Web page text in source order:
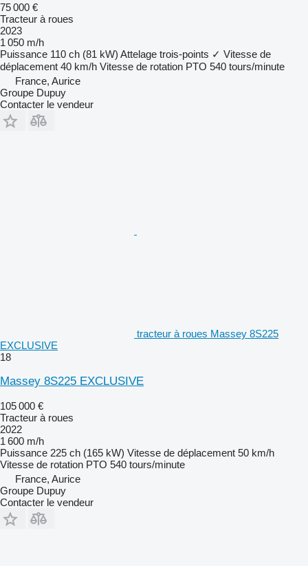
75 000 €
Tracteur à roues
2023
1 050 m/h
Puissance 110 ch (81 kW) Attelage trois-points ✓ Vitesse de
déplacement 40 km/h Vitesse de rotation PTO 540 tours/minute
France, Aurice
Groupe Dupuy
Contacter le vendeur
tracteur à roues Massey 8S225
EXCLUSIVE
18
Massey 8S225 EXCLUSIVE
105 000 €
Tracteur à roues
2022
1 600 m/h
Puissance 225 ch (165 kW) Vitesse de déplacement 50 km/h
Vitesse de rotation PTO 540 tours/minute
France, Aurice
Groupe Dupuy
Contacter le vendeur